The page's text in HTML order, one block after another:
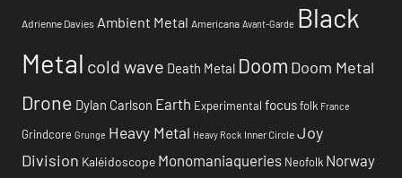
Adrienne Davies Ambient Metal Americana Avant-Garde Black
Metal cold wave Death Metal Doom Doom Metal
Drone Dylan Carlson Earth Experimental focusfolk France
Grindcore Grunge Heavy Metal Heavy Rock Inner Circle Joy
Division Kaléidoscope Monomaniaqueries Neofolk Norway